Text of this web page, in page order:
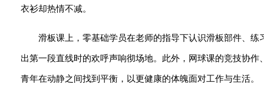
衣衫却热情不减。
滑板课上，零基础学员在老师的指导下认识滑板部件、
出第一段直线时的欢呼声响彻场地。此外，网球课的竞技协
青年在动静之间找到平衡，以更健康的体魄面对工作与生活。